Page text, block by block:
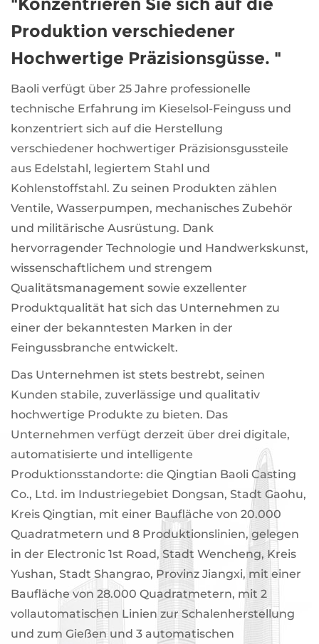
Produktion verschiedener
Hochwertige Präzisionsgüsse. "
Baoli verfügt über 25 Jahre professionelle
technische Erfahrung im Kieselsol-Feinguss und
konzentriert sich auf die Herstellung
verschiedener hochwertiger Präzisionsgussteile
aus Edelstahl, legiertem Stahl und
Kohlenstoffstahl. Zu seinen Produkten zählen
Ventile, Wasserpumpen, mechanisches Zubehör
und militärische Ausrüstung. Dank
hervorragender Technologie und Handwerkskunst,
wissenschaftlichem und strengem
Qualitätsmanagement sowie exzellenter
Produktqualität hat sich das Unternehmen zu
einer der bekanntesten Marken in der
Feingussbranche entwickelt.
Das Unternehmen ist stets bestrebt, seinen
Kunden stabile, zuverlässige und qualitativ
hochwertige Produkte zu bieten. Das
Unternehmen verfügt derzeit über drei digitale,
automatisierte und intelligente
Produktionsstandorte: die Qingtian Baoli Casting
Co., Ltd. im Industriegebiet Dongsan, Stadt Gaohu,
Kreis Qingtian, mit einer Baufläche von 20.000
Quadratmetern und 8 Produktionslinien, gelegen
in der Electronic 1st Road, Stadt Wencheng, Kreis
Yushan, Stadt Shangrao, Provinz Jiangxi, mit einer
Baufläche von 28.000 Quadratmetern, mit 2
vollautomatischen Linien zur Schalenherstellung
und zum Gießen und 3 automatischen